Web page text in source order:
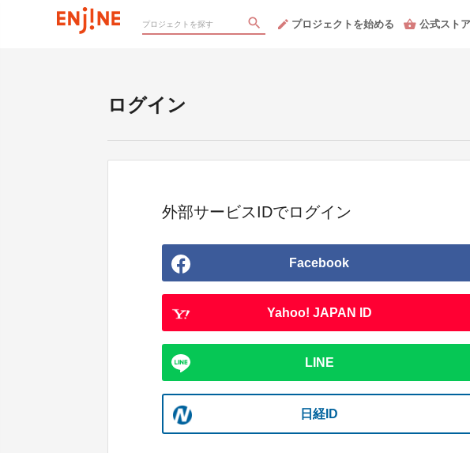
プロジェクトを始める 公式ストア
ログイン
外部サービスIDでログイン
Facebook
Yahoo! JAPAN ID
LINE
日経ID